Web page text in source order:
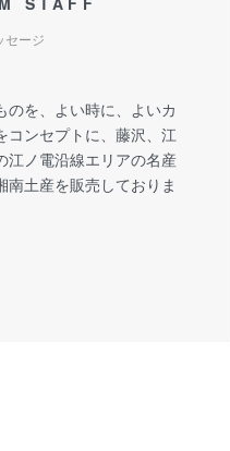
セージ
のを、よい時に、よいカ
コンセプトに、藤沢、江
江ノ電沿線エリアの名産
南土産を販売しておりま